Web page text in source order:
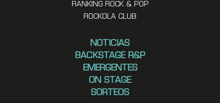
RANKING ROCK & POP
ROCKOLA CLUB
NOTICIAS
BACKSTAGE R&P
EMERGENTES
ON STAGE
SORTEOS